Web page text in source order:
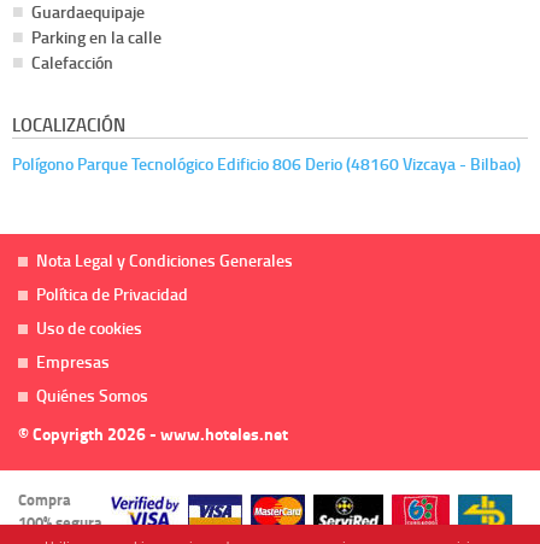
Guardaequipaje
Parking en la calle
Calefacción
LOCALIZACIÓN
Polígono Parque Tecnológico Edificio 806 Derio (48160 Vizcaya - Bilbao)
Nota Legal y Condiciones Generales
Política de Privacidad
Uso de cookies
Empresas
Quiénes Somos
© Copyrigth 2026 - www.hoteles.net
Compra
100% segura